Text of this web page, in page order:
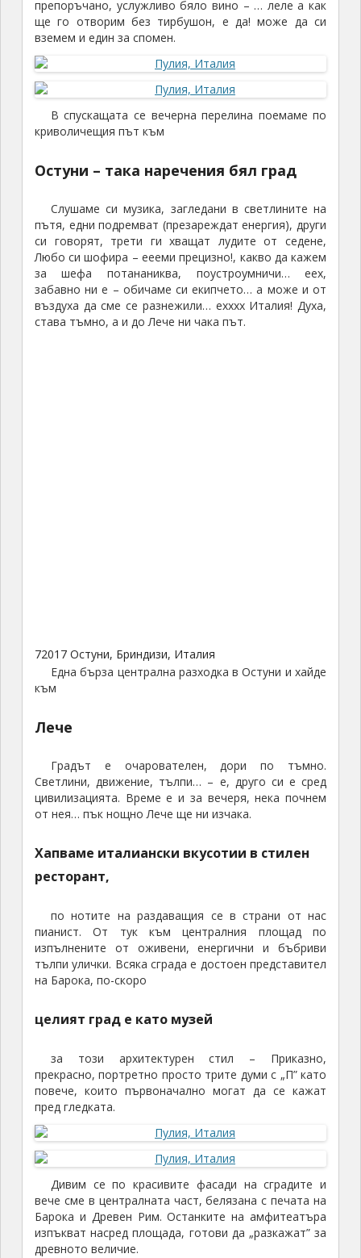
препоръчано, услужливо бяло вино – … леле а как
ще го отворим без тирбушон, е да! може да си
вземем и един за спомен.
В спускащата се вечерна перелина поемаме по
криволичещия път към
Остуни – така наречения бял град
Слушаме си музика, загледани в светлините на
пътя, едни подремват (презареждат енергия), други
си говорят, трети ги хващат лудите от седене,
Любо си шофира – еееми прецизно!, какво да кажем
за шефа потананиква, поустроумничи… еех,
забавно ни е – обичаме си екипчето… а може и от
въздуха да сме се разнежили… ехххх Италия! Духа,
става тъмно, а и до Лече ни чака път.
72017 Остуни, Бриндизи, Италия
Една бърза централна разходка в Остуни и хайде
към
Лече
Градът е очарователен, дори по тъмно.
Светлини, движение, тълпи… – е, друго си е сред
цивилизацията. Време е и за вечеря, нека почнем
от нея… пък нощно Лече ще ни изчака.
Хапваме италиански вкусотии в стилен
ресторант,
по нотите на раздаващия се в страни от нас
пианист. От тук към централния площад по
изпълнените от оживени, енергични и бъбриви
тълпи улички. Всяка сграда е достоен представител
на Барока, по-скоро
целият град е като музей
за този архитектурен стил – Приказно,
прекрасно, портретно просто трите думи с „П” като
повече, които първоначално могат да се кажат
пред гледката.
Дивим се по красивите фасади на сградите и
вече сме в централната част, белязана с печата на
Барока и Древен Рим. Останките на амфитеатъра
изпъкват насред площада, готови да „разкажат” за
древното величие.